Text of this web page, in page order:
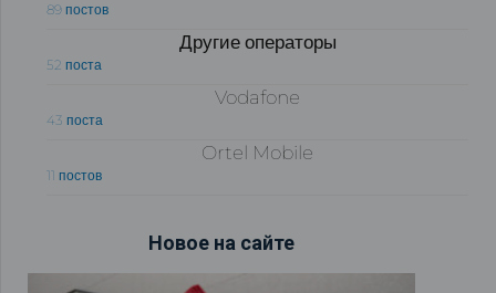
89 постов
Другие операторы
52 поста
Vodafone
43 поста
Ortel Mobile
11 постов
Новое на сайте